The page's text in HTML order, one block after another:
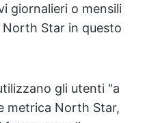
giornalieri o mensili
Star in questo
gli utenti "a
metrica North Star,